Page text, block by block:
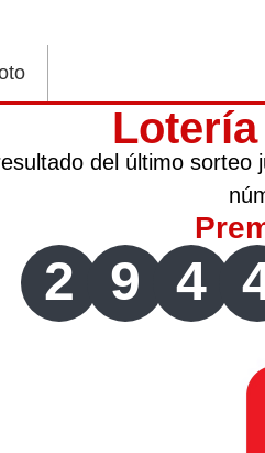
del último sorteo
2 9 4